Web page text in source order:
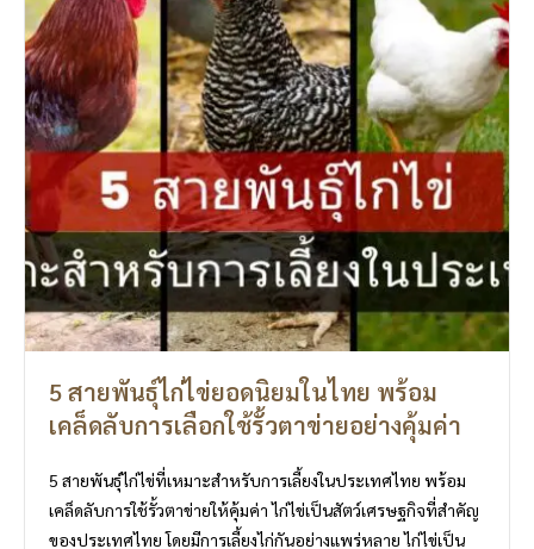
5 สายพันธุ์ไก่ไข่ยอดนิยมในไทย พร้อม
เคล็ดลับการเลือกใช้รั้วตาข่ายอย่างคุ้มค่า
5 สายพันธุ์ไก่ไข่ที่เหมาะสำหรับการเลี้ยงในประเทศไทย พร้อม
เคล็ดลับการใช้รั้วตาข่ายให้คุ้มค่า ไก่ไข่เป็นสัตว์เศรษฐกิจที่สำคัญ
ของประเทศไทย โดยมีการเลี้ยงไก่กันอย่างแพร่หลาย ไก่ไข่เป็น